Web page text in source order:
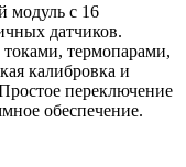
модуль с 16
датчиков.
термопарами,
калибровка и
переключение
обеспечение.